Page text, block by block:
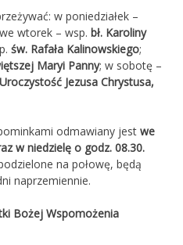
w poniedziałek –
wtorek – wsp. bł. Karoliny
św. Rafała Kalinowskiego;
Maryi Panny; w sobotę –
Uroczystość Jezusa Chrystusa,
odmawiany jest we
w niedzielę o godz. 08.30.
na połowę, będą
naprzemiennie.
Bożej Wspomożenia